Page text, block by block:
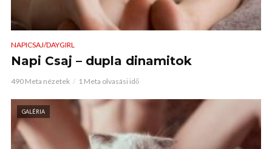
NAPICSAJ/DAYGIRL
Napi Csaj – dupla dinamitok
490 Meta nézetek 1 Meta olvasási idő
GALÉRIA